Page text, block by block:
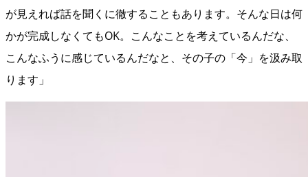
が見えれば話を聞くに徹することもあります。 そんな日は何
かが完成しなくてもOK。こんなことを考えているんだな、
こんなふうに感じているんだなと、その子の「今」を汲み取
ります」